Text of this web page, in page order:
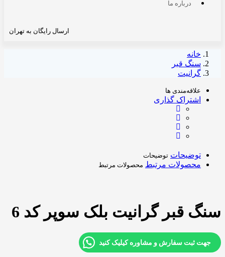
درباره ما
ارسال رایگان به تهران
خانه
سنگ قبر
گرانیت
علاقه‌مندی ها
اشتراک گذاری
توضیحات توضیحات
محصولات مرتبط محصولات مرتبط
سنگ قبر گرانیت بلک سوپر کد 6
جهت ثبت سفارش و مشاوره کیلیک کنید